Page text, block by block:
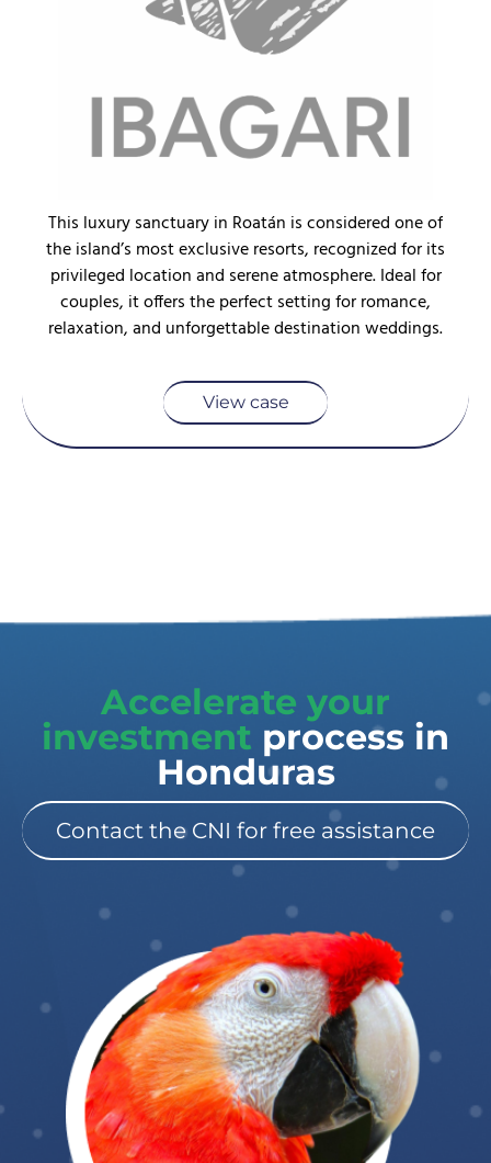
This luxury sanctuary in Roatán is considered one of
the island’s most exclusive resorts, recognized for its
privileged location and serene atmosphere. Ideal for
couples, it offers the perfect setting for romance,
relaxation, and unforgettable destination weddings.
View case
Accelerate your
investment process in
Honduras
Contact the CNI for free assistance